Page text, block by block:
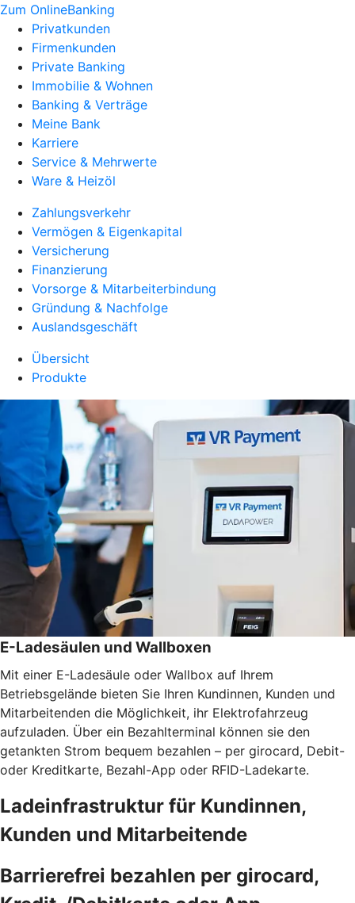
Zum OnlineBanking
Privatkunden
Firmenkunden
Private Banking
Immobilie & Wohnen
Banking & Verträge
Meine Bank
Karriere
Service & Mehrwerte
Ware & Heizöl
Zahlungsverkehr
Vermögen & Eigenkapital
Versicherung
Finanzierung
Vorsorge & Mitarbeiterbindung
Gründung & Nachfolge
Auslandsgeschäft
Übersicht
Produkte
E-Ladesäulen und Wallboxen
Mit einer E-Ladesäule oder Wallbox auf Ihrem
Betriebsgelände bieten Sie Ihren Kundinnen, Kunden und
Mitarbeitenden die Möglichkeit, ihr Elektrofahrzeug
aufzuladen. Über ein Bezahlterminal können sie den
getankten Strom bequem bezahlen – per girocard, Debit-
oder Kreditkarte, Bezahl-App oder RFID-Ladekarte.
Ladeinfrastruktur für Kundinnen,
Kunden und Mitarbeitende
Barrierefrei bezahlen per girocard,